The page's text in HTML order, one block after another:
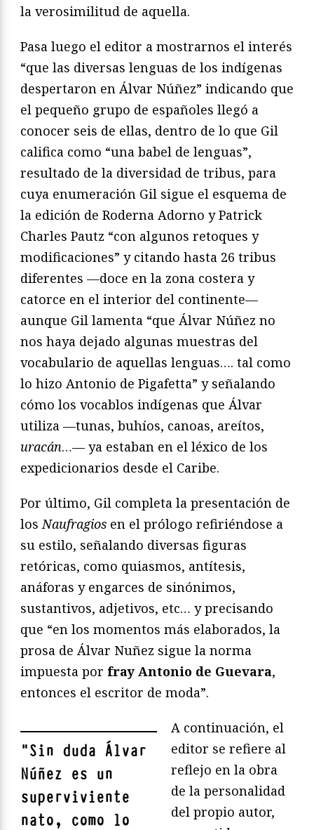
la verosimilitud de aquella.
Pasa luego el editor a mostrarnos el interés
“que las diversas lenguas de los indígenas
despertaron en Álvar Núñez” indicando que
el pequeño grupo de españoles llegó a
conocer seis de ellas, dentro de lo que Gil
califica como “una babel de lenguas”,
resultado de la diversidad de tribus, para
cuya enumeración Gil sigue el esquema de
la edición de Roderna Adorno y Patrick
Charles Pautz “con algunos retoques y
modificaciones” y citando hasta 26 tribus
diferentes —doce en la zona costera y
catorce en el interior del continente—
aunque Gil lamenta “que Álvar Núñez no
nos haya dejado algunas muestras del
vocabulario de aquellas lenguas…. tal como
lo hizo Antonio de Pigafetta” y señalando
cómo los vocablos indígenas que Álvar
utiliza —tunas, buhíos, canoas, areítos,
uracán…— ya estaban en el léxico de los
expedicionarios desde el Caribe.
Por último, Gil completa la presentación de
losNaufragios en el prólogo refiriéndose a
su estilo, señalando diversas figuras
retóricas, como quiasmos, antítesis,
anáforas y engarces de sinónimos,
sustantivos, adjetivos, etc… y precisando
que “en los momentos más elaborados, la
prosa de Álvar Nuñez sigue la norma
impuesta por fray Antonio de Guevara,
entonces el escritor de moda”.
"Sin duda Álvar
Núñez es un
superviviente
nato, como lo
A continuación, el
editor se refiere al
reflejo en la obra
de la personalidad
del propio autor,